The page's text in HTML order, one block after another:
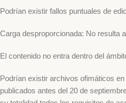
Podrían existir fallos puntuales de
Carga desproporcionada: No resulta
El contenido no entra dentro del
Podrían existir archivos ofimáticos
publicados antes del 20 de